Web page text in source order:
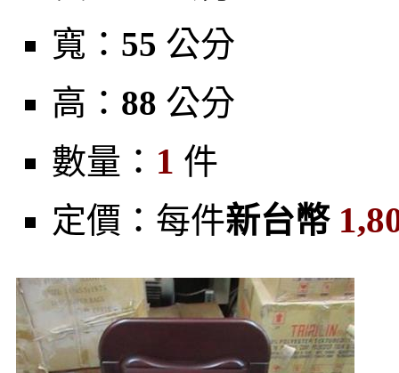
寬： 55 公分
高： 88 公分
數量： 1 件
定價：每件新台幣